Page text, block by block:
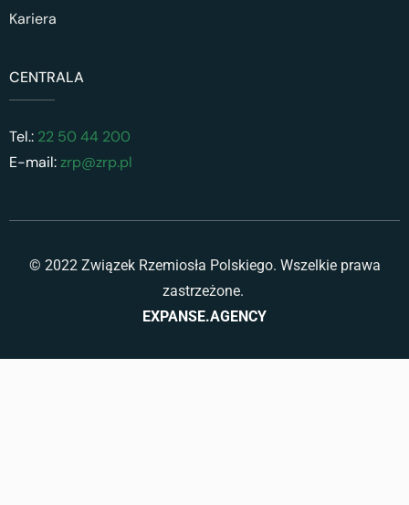
Kariera
CENTRALA
Tel.: 22 50 44 200
E-mail:zrp@zrp.pl
© 2022 Związek Rzemiosła Polskiego. Wszelkie prawa
zastrzeżone.
EXPANSE.AGENCY